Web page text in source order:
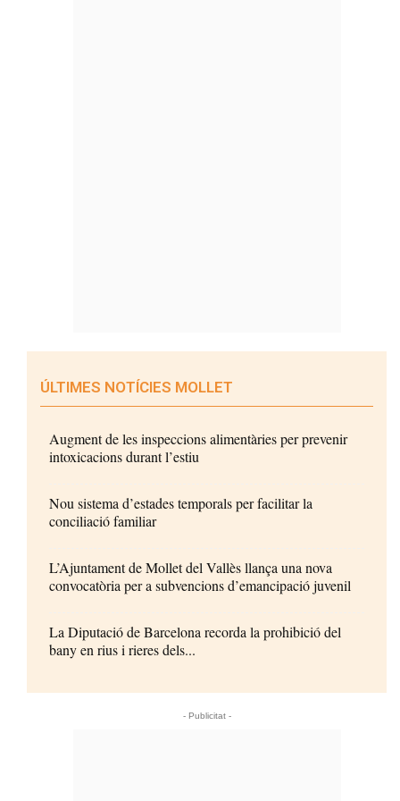
ÚLTIMES NOTÍCIES MOLLET
Augment de les inspeccions alimentàries per prevenir
intoxicacions durant l’estiu
Nou sistema d’estades temporals per facilitar la
conciliació familiar
L’Ajuntament de Mollet del Vallès llança una nova
convocatòria per a subvencions d’emancipació juvenil
La Diputació de Barcelona recorda la prohibició del
bany en rius i rieres dels...
- Publicitat -